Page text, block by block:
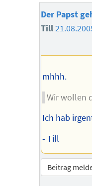
Der Papst
Till
mhhh.
Wir wollen
Ich hab
- Till
Beitrag